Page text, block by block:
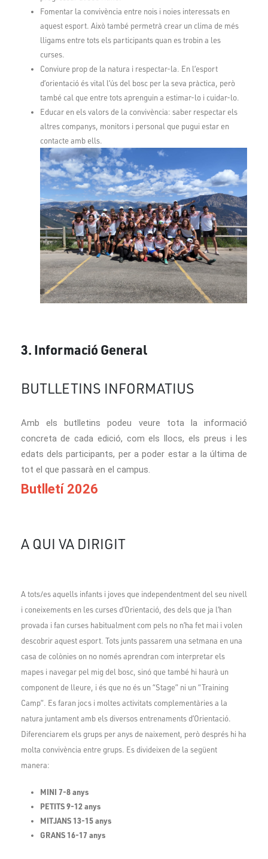
Fomentar la convivència entre nois i noies interessats en
aquest esport. Això també permetrà crear un clima de més
lligams entre tots els participants quan es trobin a les
curses.
Conviure prop de la natura i respectar-la. En l’esport
d’orientació és vital l’ús del bosc per la seva pràctica, però
també cal que entre tots aprenguin a estimar-lo i cuidar-lo.
Educar en els valors de la convivència: saber respectar els
altres companys, monitors i personal que pugui estar en
contacte amb ells.
3. Informació General
BUTLLETINS INFORMATIUS
Amb els butlletins podeu veure tota la informació
concreta de cada edició, com els llocs, els preus i les
edats dels participants, per a poder estar a la última de
tot el que passarà en el campus.
Butlletí 2026
A QUI VA DIRIGIT
A tots/es aquells infants i joves que independentment del seu nivell
i coneixements en les curses d’Orientació, des dels que ja l’han
provada i fan curses habitualment com pels no n’ha fet mai i volen
descobrir aquest esport. Tots junts passarem una setmana en una
casa de colònies on no només aprendran com interpretar els
mapes i navegar pel mig del bosc, sinó que també hi haurà un
component de lleure, i és que no és un “Stage” ni un “Training
Camp”. Es faran jocs i moltes activitats complementàries a la
natura juntament amb els diversos entrenaments d’Orientació.
Diferenciarem els grups per anys de naixement, però després hi ha
molta convivència entre grups. Es divideixen de la següent
manera:
MINI 7-8 anys
PETITS 9-12 anys
MITJANS 13-15 anys
GRANS 16-17 anys